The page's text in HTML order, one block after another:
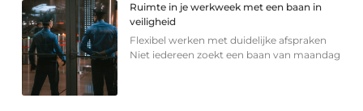
Ruimte in je werkweek met een baan in
veiligheid
Flexibel werken met duidelijke afspraken
Niet iedereen zoekt een baan van maandag